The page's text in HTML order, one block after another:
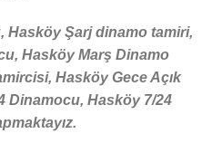
Şarj dinamo tamiri,
Hasköy Marş Dinamo
Hasköy Gece Açık
Dinamocu, Hasköy 7/24